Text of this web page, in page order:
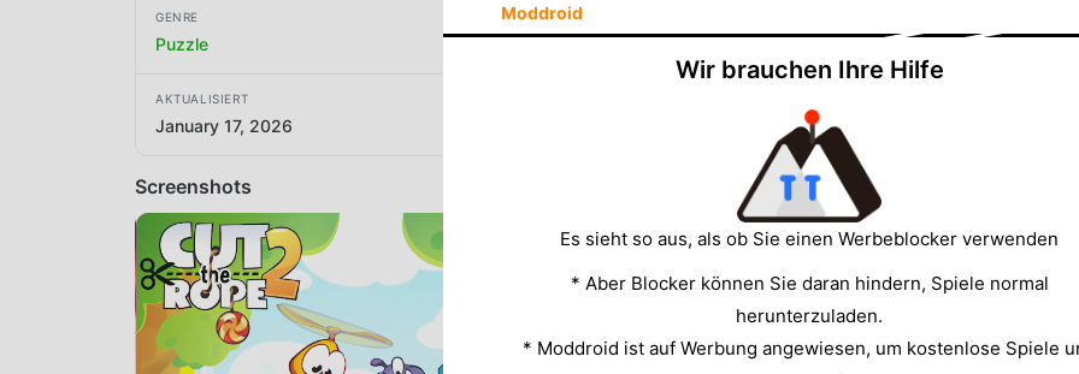
GENRE
Puzzle ZeptoLab
AKTUALISIERT
January 17, 2026
Screenshots
Moddroid
Wir brauchen Ihre Hilfe
Es sieht so aus, als ob Sie einen Werbeblocker verwenden
* Aber Blocker können Sie daran hindern, Spiele normal
herunterzuladen.
* Moddroid ist auf Werbung angewiesen, um kostenlose Spiele